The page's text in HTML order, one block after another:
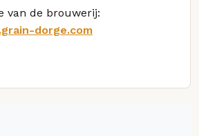
van de brouwerij:
dorge.com